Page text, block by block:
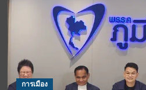
การเมือง